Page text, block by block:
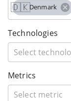
🇩🇰Denmark
Technologies
Metrics